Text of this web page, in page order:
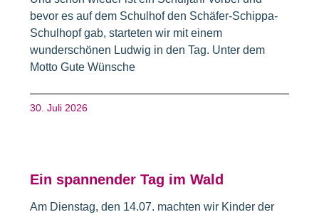
bevor es auf dem Schulhof den Schäfer-Schippa-
Schulhopf gab, starteten wir mit einem
wunderschönen Ludwig in den Tag. Unter dem
Motto Gute Wünsche
30. Juli 2026
Ein spannender Tag im Wald
Am Dienstag, den 14.07. machten wir Kinder der